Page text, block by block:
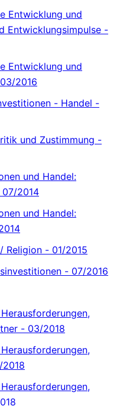
Entwicklung und
Entwicklungsimpulse -
Entwicklung und
2016
- Handel -
und Zustimmung -
und Handel:
2014
und Handel:
Religion - 01/2015
- 07/2016
- 03/2018